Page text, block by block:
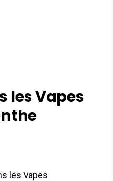
les Vapes
les Vapes